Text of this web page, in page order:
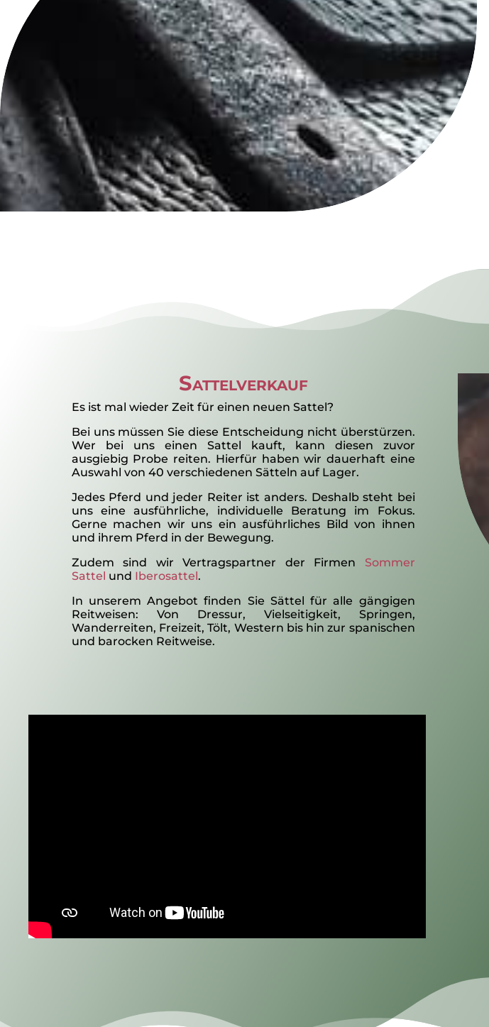
Sattelverkauf
Es ist mal wieder Zeit für einen neuen Sattel?
Bei uns müssen Sie diese Entscheidung nicht überstürzen.
Wer bei uns einen Sattel kauft, kann diesen zuvor
ausgiebig Probe reiten. Hierfür haben wir dauerhaft eine
Auswahl von 40 verschiedenen Sätteln auf Lager.
Jedes Pferd und jeder Reiter ist anders. Deshalb steht bei
uns eine ausführliche, individuelle Beratung im Fokus.
Gerne machen wir uns ein ausführliches Bild von ihnen
und ihrem Pferd in der Bewegung.
Zudem sind wir Vertragspartner der Firmen Sommer
Sattel und Iberosattel .
In unserem Angebot finden Sie Sättel für alle gängigen
Reitweisen: Von Dressur, Vielseitigkeit, Springen,
Wanderreiten, Freizeit, Tölt, Western bis hin zur spanischen
und barocken Reitweise.